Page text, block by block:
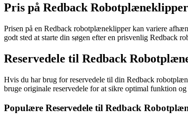
Pris på Redback Robotplæneklipper
Prisen på en Redback robotplæneklipper kan variere
godt sted at starte din søgen efter en prisvenlig Redback
Reservedele til Redback
Hvis du har brug for reservedele til din Redback
bruge originale reservedele for at sikre optimal funktion
Populære Reservedele til Redback